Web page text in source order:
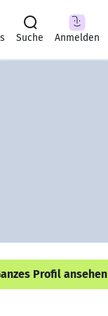
Suche Anmelden
Profil ansehen